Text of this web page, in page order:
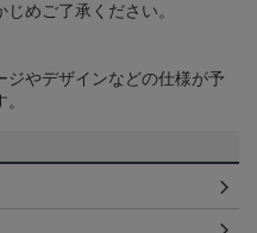
めご了承ください。
やデザインなどの仕様が予